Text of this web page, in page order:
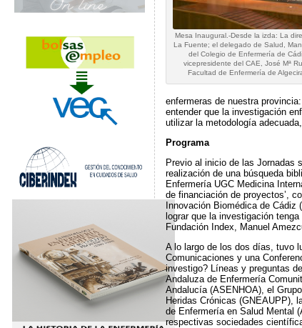
Mesa Inaugural.-Desde la izda: La
La Fuente; el delegado de Salud,
del Colegio de Enfermería de
vicepresidente del CAE, José Mª
Facultad de Enfermería de
enfermeras de nuestra
entender que la investigación
utilizar la metodología
Programa
Previo al inicio de las Jornadas
realización de una búsqueda
Enfermería UGC Medicina
de financiación de proyectos’,
Innovación Biomédica de Cádiz
lograr que la investigación
Fundación Index, Manuel
A lo largo de los dos días, tuvo
Comunicaciones y una
investigo? Líneas y preguntas
Andaluza de Enfermería
Andalucía (ASENHOA), el
Heridas Crónicas (GNEAUPP),
de Enfermería en Salud Mental
respectivas sociedades